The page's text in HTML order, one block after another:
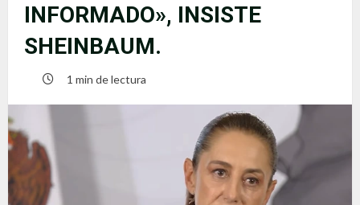
INFORMADO», INSISTE
SHEINBAUM.
1 min de lectura